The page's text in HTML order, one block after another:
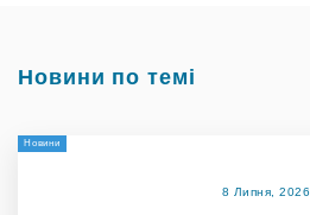
Новини по темі
Новини
8 Липня, 2026